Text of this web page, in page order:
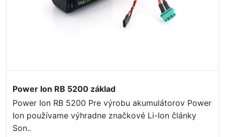
Power Ion RB 5200 základ
Power Ion RB 5200 Pre výrobu akumulátorov Power
Ion používame výhradne značkové Li-Ion články
Son..